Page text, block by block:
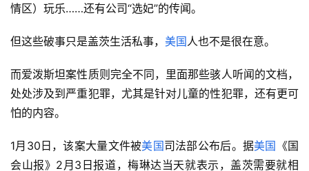
情区）玩乐……还有公司“选妃”的传闻。
但这些破事只是盖茨生活私事， 美国人也不是很在意。
而爱泼斯坦案性质则完全不同，里面那些骇人听闻的文档，
处处涉及到严重犯罪，尤其是针对儿童的性犯罪，还有更可
怕的内容。
1月30日，该案大量文件被美国司法部公布后。据美国 《国
会山报》2月3日报道，梅琳达当天就表示，盖茨需要就相